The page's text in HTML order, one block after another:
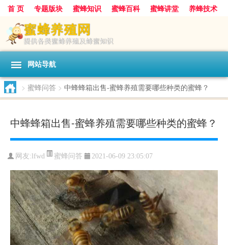
首 页 专题版块 蜜蜂知识 蜜蜂百科 蜜蜂讲堂
养蜂技术
中华蜜蜂
蜂蜜 胡蜂
网站导航
> 蜜蜂问答 > 中蜂蜂箱出售-蜜蜂养殖需要哪些种类的蜜蜂？
中蜂蜂箱出售-蜜蜂养殖需要哪些种类的蜜蜂？
网友:lfwd 蜜蜂问答 2021-06-09 23:05:07